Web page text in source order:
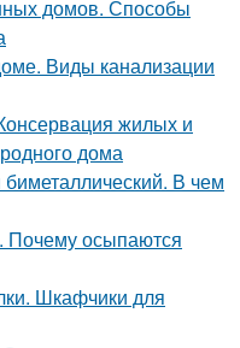
домов. Способы
Виды канализации
жилых и
дома
В чем
Почему осыпаются
Шкафчики для